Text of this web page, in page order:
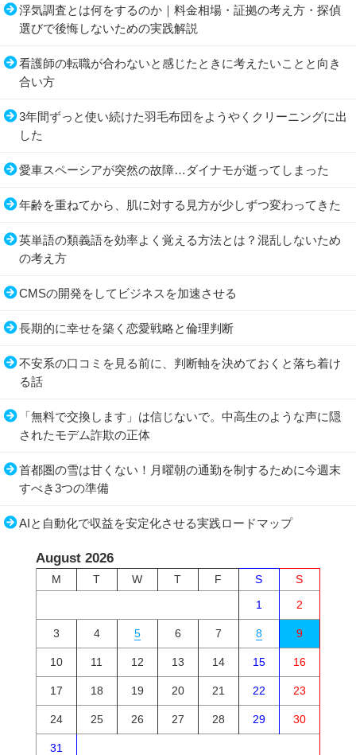
浮気調査とは何をするのか｜料金相場・証拠の考え方・探偵
選びで後悔しないための実践解説
看護師の転職が合わないと感じたときに考えたいことと向き
合い方
3年間ずっと使い続けた羽毛布団をようやくクリーニングに出
した
愛車スペーシアが突然の故障…ダイナモが逝ってしまった
年齢を重ねてから、肌に対する見方が少しずつ変わってきた
英単語の類義語を効率よく覚える方法とは？混乱しないため
の考え方
CMSの開発をしてビジネスを加速させる
長期的に幸せを築く恋愛戦略と倫理判断
不安系の口コミを見る前に、判断軸を決めておくと落ち着け
る話
「無料で交換します」は信じないで。中高生のような声に隠
されたモデム詐欺の正体
首都圏の雪は甘くない！月曜朝の通勤を制するために今週末
すべき3つの準備
AIと自動化で収益を安定化させる実践ロードマップ
August 2026
M T W T F S
S
1
2
3 4 5 6 7 8 9
10 11 12 13 14 15 16
17 18 19 20 21 22 23
24 25 26 27 28 29 30
31